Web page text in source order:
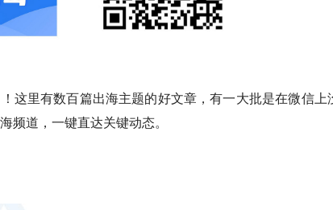
这里有数百篇出海主题的好文章，有一大批是在微信上
频道，一键直达关键动态。